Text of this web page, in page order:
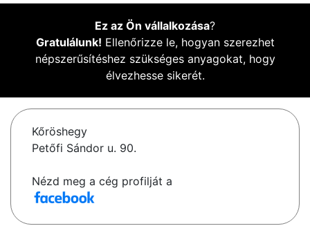
Ez az Ön vállalkozása?
Gratulálunk! Ellenőrizze le, hogyan szerezhet
népszerűsítéshez szükséges anyagokat, hogy
élvezhesse sikerét.
Kőröshegy
Petőfi Sándor u. 90.
Nézd meg a cég profilját a